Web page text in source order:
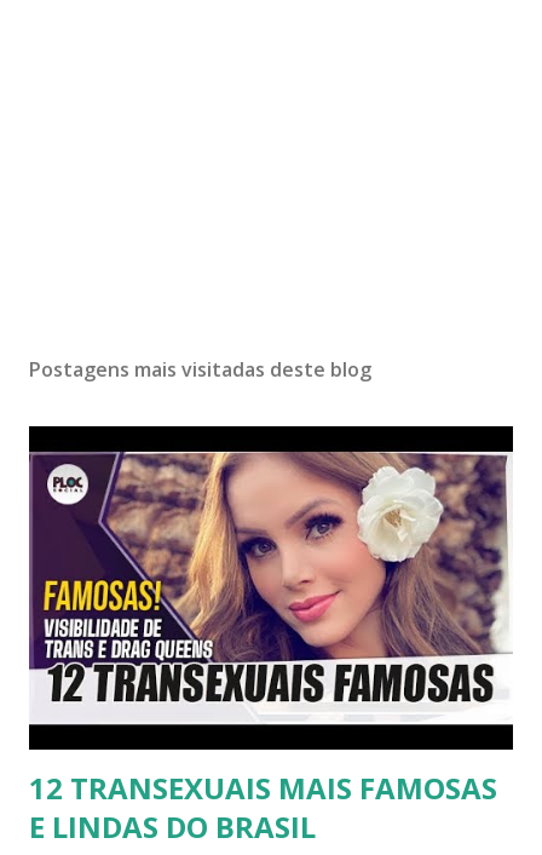
Postagens mais visitadas deste blog
12 TRANSEXUAIS MAIS FAMOSAS
E LINDAS DO BRASIL